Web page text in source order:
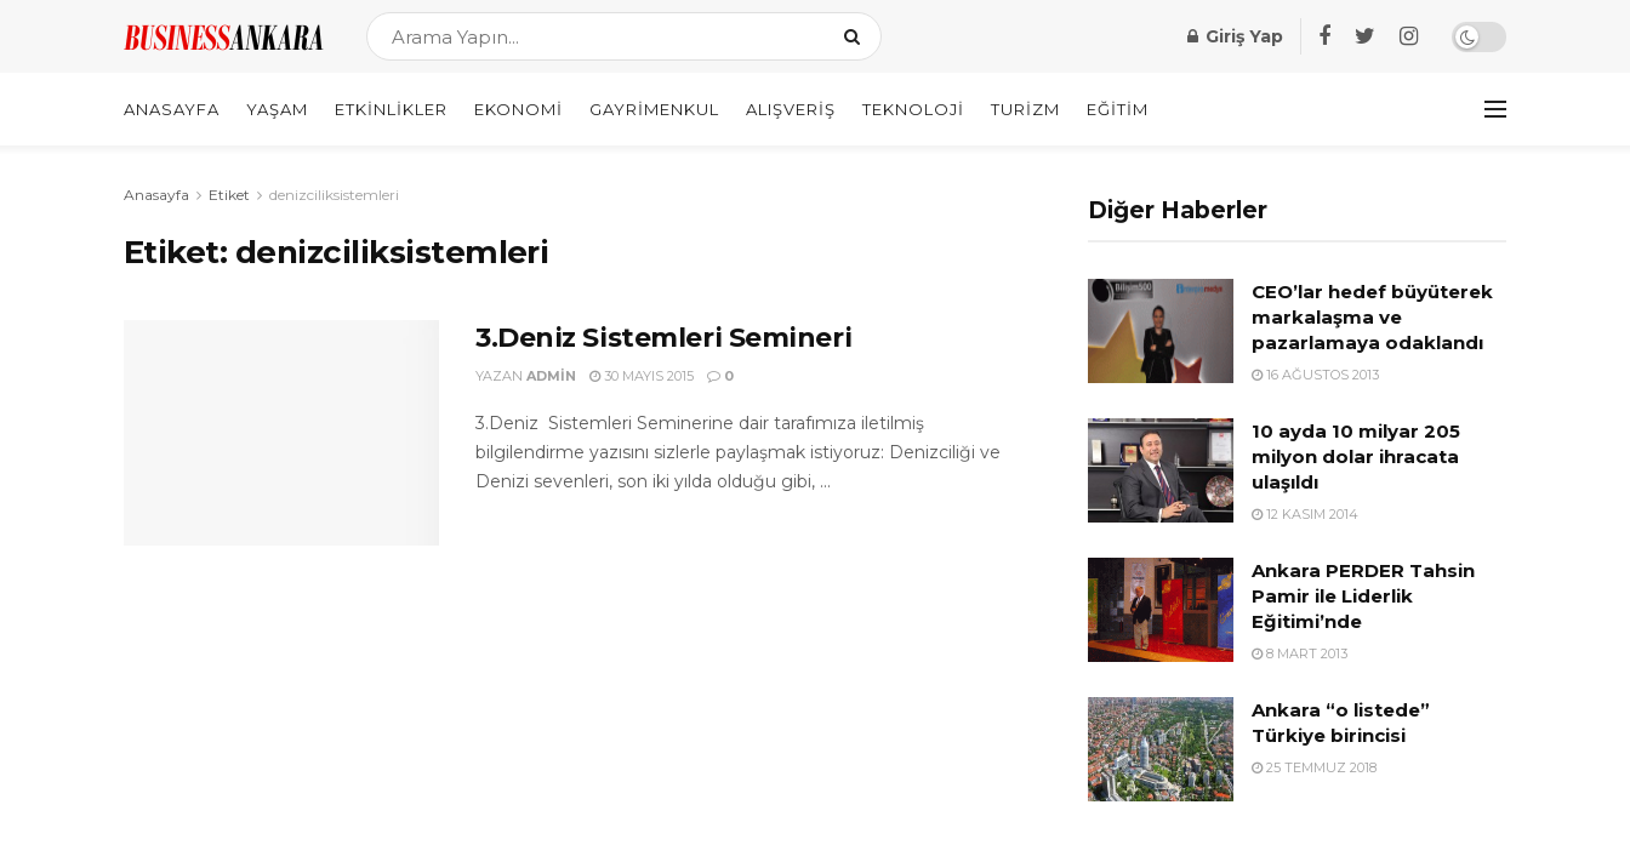
Giriş Yap
ANASAYFA YAŞAM ETKINLIKLER EKONOMI GAYRIMENKUL ALIŞVERIŞ TEKNOLOJI TURIZM EĞITIM
Anasayfa Etiket denizciliksistemleri
Etiket: denizciliksistemleri
3.Deniz Sistemleri Semineri
YAZAN ADMIN 30 MAYIS 2015 0
3.Deniz Sistemleri Seminerine dair tarafımıza iletilmiş
bilgilendirme yazısını sizlerle paylaşmak istiyoruz: Denizciliği ve
Denizi sevenleri, son iki yılda olduğu gibi, ...
Diğer Haberler
CEO’lar hedef büyüterek
markalaşma ve
pazarlamaya odaklandı
16 AĞUSTOS 2013
10 ayda 10 milyar 205
milyon dolar ihracata
ulaşıldı
12 KASIM 2014
Ankara PERDER Tahsin
Pamir ile Liderlik
Eğitimi’nde
8 MART 2013
Ankara “o listede”
Türkiye birincisi
25 TEMMUZ 2018